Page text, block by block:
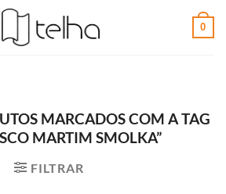
0
MARCADOS COM A TAG
MARTIM SMOLKA”
FILTRAR